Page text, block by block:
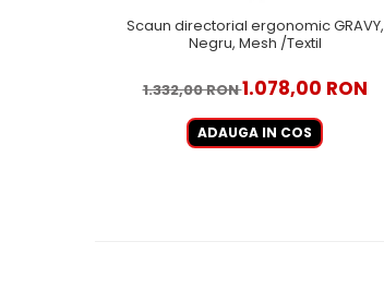
Scaun directorial ergonomic GRAVY,
Negru, Mesh /Textil
1.332,00 RON1.078,00 RON
ADAUGA IN COS